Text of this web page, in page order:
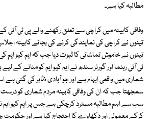
مطالبہ کیا ہے۔
وفاقی کابینہ میں کراچی سے تعلق رکھنے والے پی ٹی آئی
تینوں نے کراچی کی نمایندگی کرنے کی بجائے کابینہ
تینوں نے خاموش تماشائی کا ثبوت دیا جب کہ ایم کیو
ٹی آئی رہنما اور گورنر سندھ نے ایم کیو ایم کو منانے کے
شماری میں واقعی ابہام ہے اور جو آبادی ظاہر کی گئی
سمجھتا جب کہ ان کی وفاقی کابینہ مردم شماری کو درست
سب سے اہم مطالبہ مسترد کرچکی ہے جس پر ایم کیو ایم
کرکے معمولی اور دکھاوے کا احتجاج کیا ہے اور حکومت